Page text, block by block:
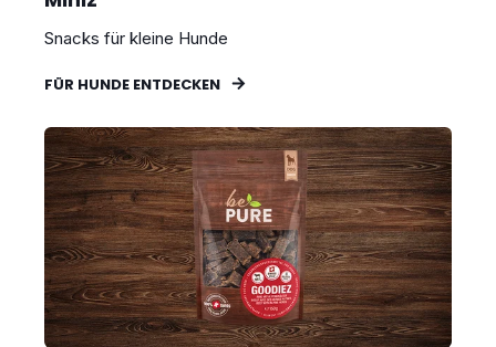
Snacks für kleine Hunde
FÜR HUNDE ENTDECKEN